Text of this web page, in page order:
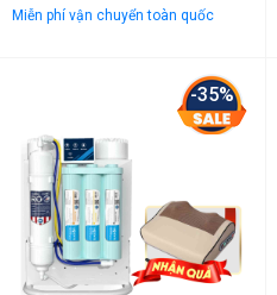
Miễn phí vận chuyển toàn quốc
-35%